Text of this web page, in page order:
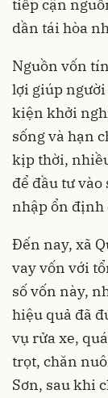
tiếp cận
dần tái hòa
Nguồn vốn
lợi giúp người
kiện khởi
sống và hạn
kịp thời,
để đầu tư
nhập ổn định
Đến nay, xã
vay vốn với
số vốn này,
hiệu quả đã
vụ rửa xe,
trọt, chăn
Sơn, sau khi